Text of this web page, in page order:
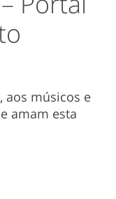
aos músicos e
amam esta